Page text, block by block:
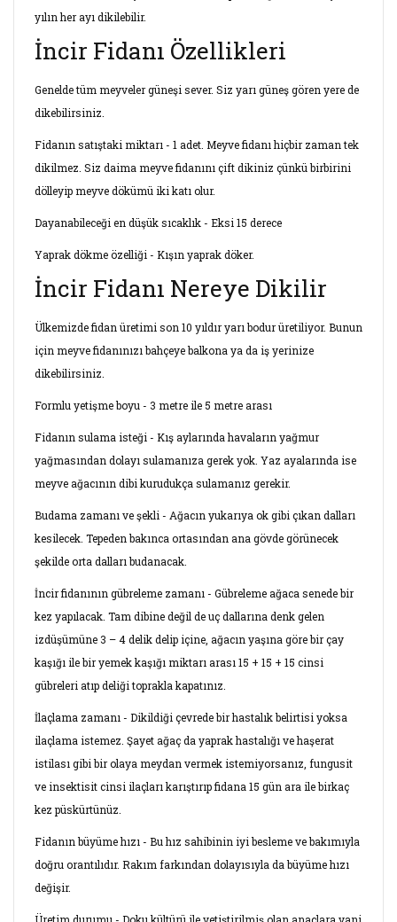
yılın her ayı dikilebilir.
İncir Fidanı Özellikleri
Genelde tüm meyveler güneşi sever. Siz yarı güneş gören yere de
dikebilirsiniz.
Fidanın satıştaki miktarı - 1 adet. Meyve fidanı hiçbir zaman tek
dikilmez. Siz daima meyve fidanını çift dikiniz çünkü birbirini
dölleyip meyve dökümü iki katı olur.
Dayanabileceği en düşük sıcaklık - Eksi 15 derece
Yaprak dökme özelliği - Kışın yaprak döker.
İncir Fidanı Nereye Dikilir
Ülkemizde fidan üretimi son 10 yıldır yarı bodur üretiliyor. Bunun
için meyve fidanınızı bahçeye balkona ya da iş yerinize
dikebilirsiniz.
Formlu yetişme boyu - 3 metre ile 5 metre arası
Fidanın sulama isteği - Kış aylarında havaların yağmur
yağmasından dolayı sulamanıza gerek yok. Yaz ayalarında ise
meyve ağacının dibi kurudukça sulamanız gerekir.
Budama zamanı ve şekli - Ağacın yukarıya ok gibi çıkan dalları
kesilecek. Tepeden bakınca ortasından ana gövde görünecek
şekilde orta dalları budanacak.
İncir fidanının gübreleme zamanı - Gübreleme ağaca senede bir
kez yapılacak. Tam dibine değil de uç dallarına denk gelen
izdüşümüne 3 – 4 delik delip içine, ağacın yaşına göre bir çay
kaşığı ile bir yemek kaşığı miktarı arası 15 + 15 + 15 cinsi
gübreleri atıp deliği toprakla kapatınız.
İlaçlama zamanı - Dikildiği çevrede bir hastalık belirtisi yoksa
ilaçlama istemez. Şayet ağaç da yaprak hastalığı ve haşerat
istilası gibi bir olaya meydan vermek istemiyorsanız, fungusit
ve insektisit cinsi ilaçları karıştırıp fidana 15 gün ara ile birkaç
kez püskürtünüz.
Fidanın büyüme hızı - Bu hız sahibinin iyi besleme ve bakımıyla
doğru orantılıdır. Rakım farkından dolayısıyla da büyüme hızı
değişir.